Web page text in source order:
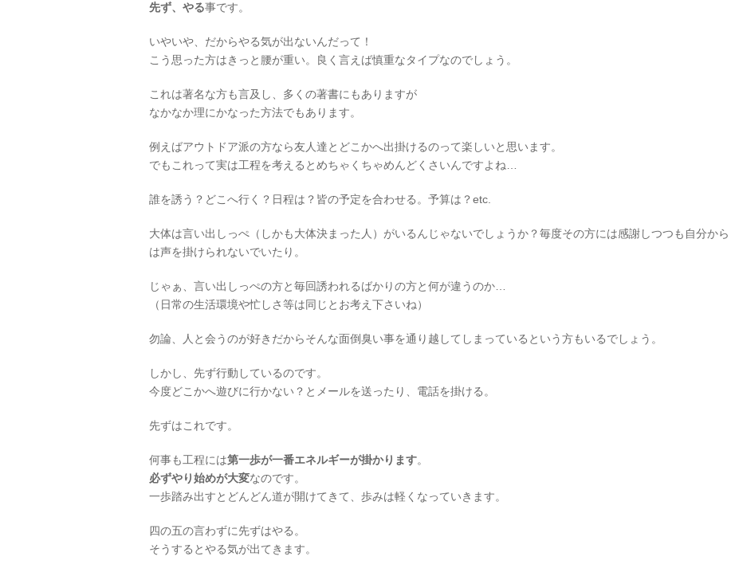
先ず、やる事です。
いやいや、だからやる気が出ないんだって！
こう思った方はきっと腰が重い。良く言えば慎重なタイプなのでしょう。
これは著名な方も言及し、多くの著書にもありますが
なかなか理にかなった方法でもあります。
例えばアウトドア派の方なら友人達とどこかへ出掛けるのって楽しいと思います。
でもこれって実は工程を考えるとめちゃくちゃめんどくさいんですよね…
誰を誘う？どこへ行く？日程は？皆の予定を合わせる。予算は？etc.
大体は言い出しっぺ（しかも大体決まった人）がいるんじゃないでしょうか？毎度その方には感謝しつつも自分から
は声を掛けられないでいたり。
じゃぁ、言い出しっぺの方と毎回誘われるばかりの方と何が違うのか…
（日常の生活環境や忙しさ等は同じとお考え下さいね）
勿論、人と会うのが好きだからそんな面倒臭い事を通り越してしまっているという方もいるでしょう。
しかし、先ず行動しているのです。
今度どこかへ遊びに行かない？とメールを送ったり、電話を掛ける。
先ずはこれです。
何事も工程には第一歩が一番エネルギーが掛かります。
必ずやり始めが大変なのです。
一歩踏み出すとどんどん道が開けてきて、歩みは軽くなっていきます。
四の五の言わずに先ずはやる。
そうするとやる気が出てきます。